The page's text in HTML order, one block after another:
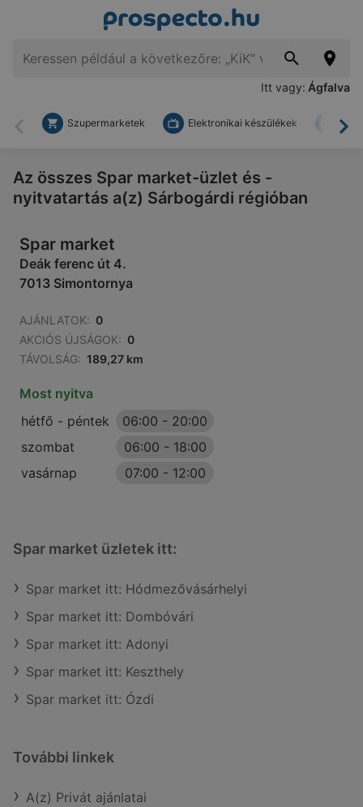
Itt vagy: Ágfalva
Vissza
Szupermarketek Elektronikai készülékek
Az összes Spar market-üzlet és -
nyitvatartás a(z) Sárbogárdi régióban
Spar market
Deák ferenc út 4.
7013 Simontornya
AJÁNLATOK: 0
AKCIÓS ÚJSÁGOK: 0
TÁVOLSÁG: 189,27 km
Most nyitva
hétfő - péntek
06:00 - 20:00
szombat
06:00 - 18:00
vasárnap
07:00 - 12:00
Spar market üzletek itt:
Spar market itt: Hódmezővásárhelyi
Spar market itt: Dombóvári
Spar market itt: Adonyi
Spar market itt: Keszthely
Spar market itt: Ózdi
További linkek
A(z) Privát ajánlatai